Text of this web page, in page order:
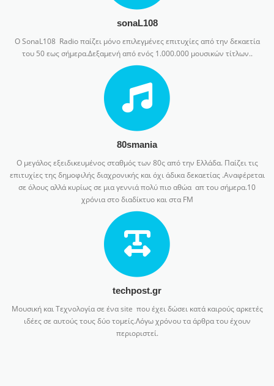
sonaL108
Ο SonaL108 Radio παίζει μόνο επιλεγμένες επιτυχίες από την δεκαετία
του 50 εως σήμερα.Δεξαμενή από ενός 1.000.000 μουσικών τίτλων..
80smania
Ο μεγάλος εξειδικευμένος σταθμός των 80ς από την Ελλάδα. Παίζει τις
επιτυχίες της δημοφιλής διαχρονικής και όχι άδικα δεκαετίας .Αναφέρεται
σε όλους αλλά κυρίως σε μια γεννιά πολύ πιο αθώα απ του σήμερα.10
χρόνια στο διαδίκτυο και στα FM
techpost.gr
Μουσική και Τεχνολογία σε ένα site που έχει δώσει κατά καιρούς αρκετές
ιδέες σε αυτούς τους δύο τομείς.Λόγω χρόνου τα άρθρα του έχουν
περιοριστεί.